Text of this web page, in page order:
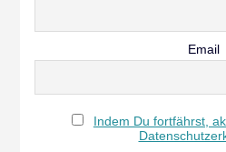
Email
Indem Du fortfährst,